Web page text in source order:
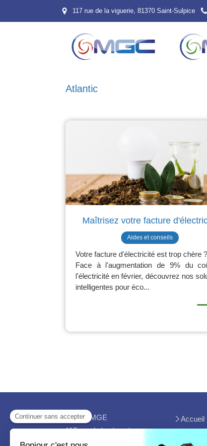
117 rue de la viguerie, 81370 Saint-Sulpice
Atlantic
Maîtrisez votre facture
Aides et conseils
Votre facture d'électricité est trop chère ?
Face à l'augmentation de 9% du
l'électricité en février, découvrez nos
intelligentes pour éco...
MGC - MGE
117 rue de la viguerie
81370
Accueil
Avis